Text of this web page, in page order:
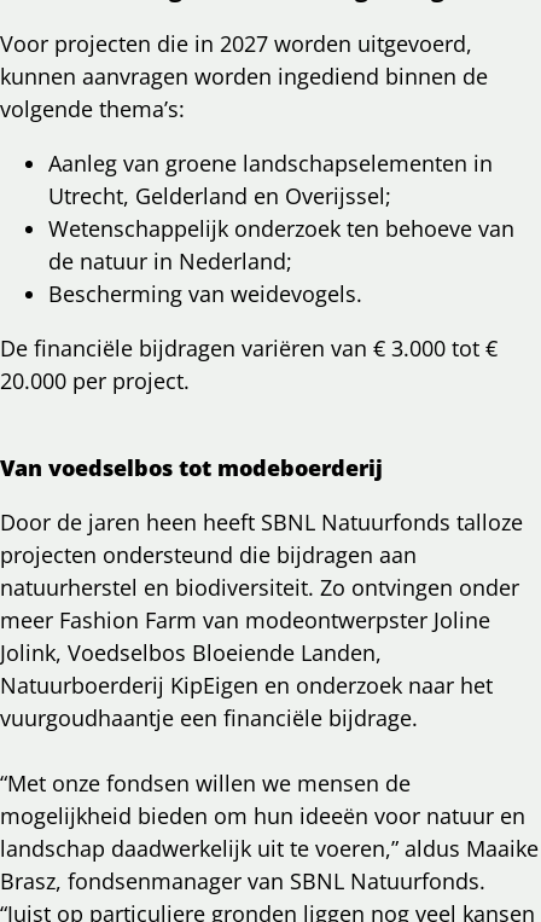
Voor projecten die in 2027 worden uitgevoerd,
kunnen aanvragen worden ingediend binnen de
volgende thema’s:
Aanleg van groene landschapselementen in
Utrecht, Gelderland en Overijssel;
Wetenschappelijk onderzoek ten behoeve van
de natuur in Nederland;
Bescherming van weidevogels.
De financiële bijdragen variëren van € 3.000 tot €
20.000 per project.
Van voedselbos tot modeboerderij
Door de jaren heen heeft SBNL Natuurfonds talloze
projecten ondersteund die bijdragen aan
natuurherstel en biodiversiteit. Zo ontvingen onder
meer Fashion Farm van modeontwerpster Joline
Jolink, Voedselbos Bloeiende Landen,
Natuurboerderij KipEigen en onderzoek naar het
vuurgoudhaantje een financiële bijdrage.
“Met onze fondsen willen we mensen de
mogelijkheid bieden om hun ideeën voor natuur en
landschap daadwerkelijk uit te voeren,” aldus Maaike
Brasz, fondsenmanager van SBNL Natuurfonds.
“Juist op particuliere gronden liggen nog veel kansen